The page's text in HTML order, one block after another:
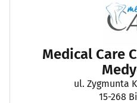
Medical Care
ul. Zygmunta
15-268